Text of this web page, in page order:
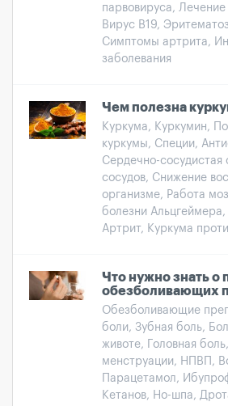
парвовируса, Лечение
Вирус В19,
Симптомы артрита,
заболевания
Чем полезна
Куркума, Куркумин,
куркумы, Специи,
Сердечно-сосудистая
сосудов, Снижение
организме, Работа
болезни
Артрит, Куркума
Что нужно знать о
обезболивающих
Обезболивающие
боли, Зубная боль,
животе, Головная
менструации, НПВП,
Парацетамол,
Кетанов, Но-шпа,